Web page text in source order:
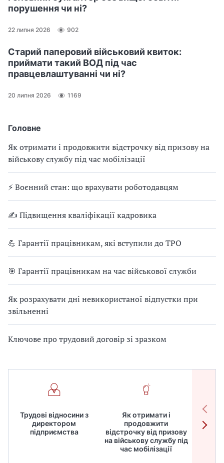
Головне
Як отримати і продовжити відстрочку від призову на
військову службу під час мобілізації
⚡ Воєнний стан: що врахувати роботодавцям
✍ Підвищення кваліфікації кадровика
💪 Гарантії працівникам, які вступили до ТРО
🎯 Гарантії працівникам на час військової служби
Як розрахувати дні невикористаної відпустки при
звільненні
Ключове про трудовий договір зі зразком
Трудові відносини з
директором
підприємства
Як отримати і
продовжити
відстрочку від призову
на військову службу під
час мобілізації
порушення чи ні?
22 липня 2026 902
Старий паперовий військовий квиток:
приймати такий ВОД під час
правцевлаштуванні чи ні?
20 липня 2026 1169